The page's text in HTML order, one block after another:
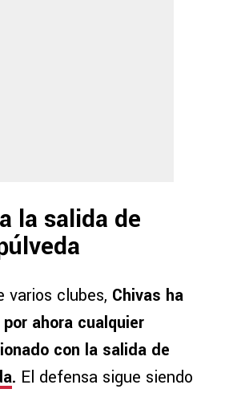
la salida de
varios clubes, Chivas ha
ahora cualquier
con la salida de
. El defensa sigue siendo